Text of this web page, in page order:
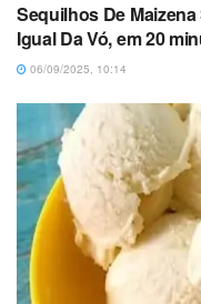
Sequilhos De
Igual Da Vó, em 20
06/09/2025, 10:14